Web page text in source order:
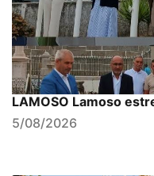
LAMOSO Lamoso
5/08/2026